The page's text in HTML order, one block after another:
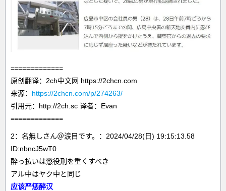
=============
原创翻译：2ch中文网 https://2chcn.com
来源： https://2chcn.com/p/274263/
引用元：http://2ch.sc 译者：Evan
=============
2：名無しさん＠涙目です。：2024/04/28(日) 19:15:13.58
ID:nbncJ5wT0
酔っ払いは懲役刑を重くすべき
アル中はヤク中と同じ
应该严惩醉汉